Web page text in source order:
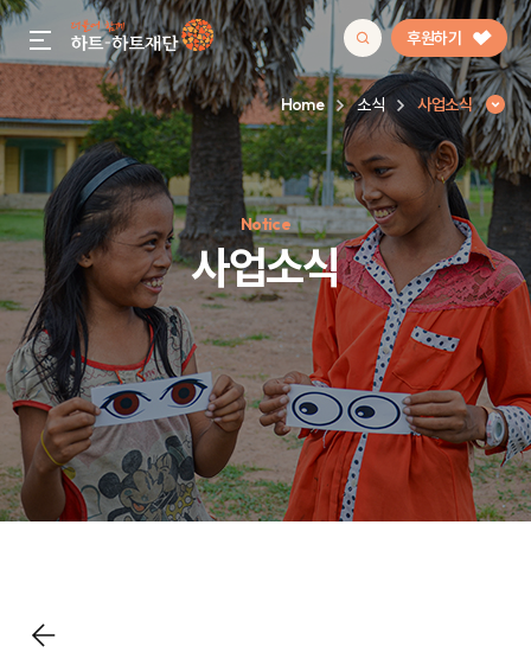
gnb menu open 후원하기
인기 키워드
#정기후원#하트플레이스#캠페인#팬덤후원
Home 소식 사업소식
Notice
사업소식
사업소식